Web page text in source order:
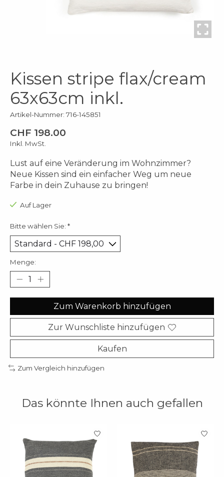
Kissen stripe flax/cream
63x63cm inkl.
Artikel-Nummer: 716-145851
CHF 198.00
Inkl. MwSt.
Lust auf eine Veränderung im Wohnzimmer?
Neue Kissen sind ein einfacher Weg um neue
Farbe in dein Zuhause zu bringen!
Auf Lager
Bitte wählen Sie: *
Menge:
Zum Warenkorb hinzufügen
Zur Wunschliste hinzufügen
Kaufen
Zum Vergleich hinzufügen
Das könnte Ihnen auch gefallen
Produkt-Karussell-Artikel